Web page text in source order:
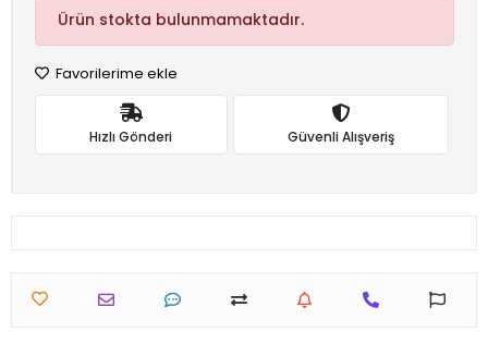
Ürün stokta bulunmamaktadır.
Favorilerime ekle
Hızlı Gönderi Güvenli Alışveriş